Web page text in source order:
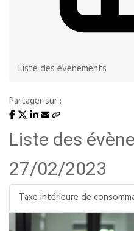
Liste des évènements
Partager sur :
Liste des
27/02/2023
Taxe intérieure de